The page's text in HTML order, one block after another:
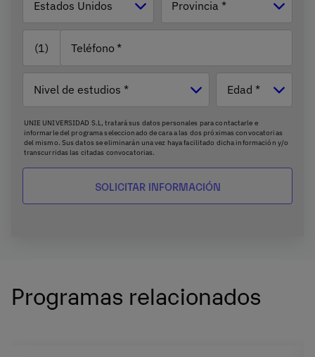
Estados Unidos Provincia *
(1) Teléfono
estudios
UNIE UNIVERSIDAD S.L, tratará sus datos personales para contactarle e
informarle del programa seleccionado de cara a las dos próximas convocatorias
del mismo. Sus datos se eliminarán una vez haya facilitado dicha información y/o
transcurridas las citadas convocatorias.
Ud. podrá ejercer los derechos de acceso, supresión, rectificación, oposición,
limitación y portabilidad, mediante carta a UNIE UNIVERSIDAD S.L - Apartado de
Correos 221 de Barcelona, o remitiendo un email argpd@universidadunie.com
Asimismo, cuando lo considere oportuno podrá presentar una reclamación ante
Programas relacionados